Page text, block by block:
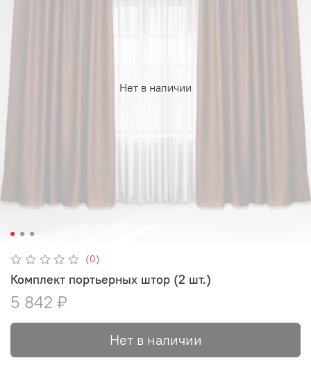
Нет в наличии
(0)
Комплект портьерных штор (2 шт.)
5 842 ₽
Нет в наличии